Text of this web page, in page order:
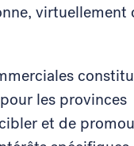
virtuellement
les provinces
et de